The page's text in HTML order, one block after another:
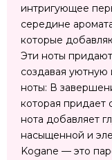
интригующее
середине
которые
Эти ноты
создавая уютную
ноты: В
которая придает
нота добавляет
насыщенной и
Kogane — это